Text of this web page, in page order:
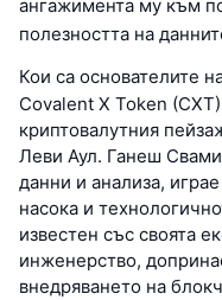
ангажимента му към
полезността на
Кои са основателите
Covalent X Token
криптовалутния
Леви Аул. Ганеш
данни и анализа,
насока и
известен със своята
инженерство,
внедряването на